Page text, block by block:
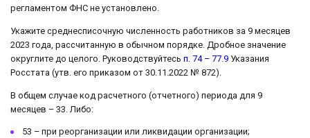
регламентом ФНС не установлено.
Укажите среднесписочную численность работников за 9 месяцев
2023 года, рассчитанную в обычном порядке. Дробное значение
округлите до целого. Руководствуйтесь п. 74 – 77.9 Указания
Росстата (утв. его приказом от 30.11.2022 № 872).
В общем случае код расчетного (отчетного) периода для 9
месяцев – 33. Либо:
53 – при реорганизации или ликвидации организации;